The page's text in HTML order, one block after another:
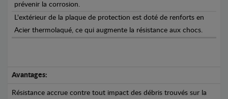
prévenir la corrosion.
L'extérieur de la plaque de protection est doté de renforts en
Acier thermolaqué, ce qui augmente la résistance aux chocs.
Avantages:
Résistance accrue contre tout impact des débris trouvés sur la